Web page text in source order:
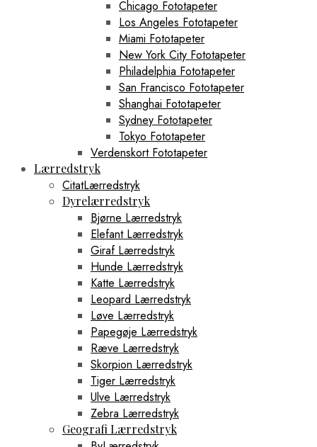
Chicago Fototapeter
Los Angeles Fototapeter
Miami Fototapeter
New York City Fototapeter
Philadelphia Fototapeter
San Francisco Fototapeter
Shanghai Fototapeter
Sydney Fototapeter
Tokyo Fototapeter
Verdenskort Fototapeter
Lærredstryk
CitatLærredstryk
Dyrelærredstryk
Bjørne Lærredstryk
Elefant Lærredstryk
Giraf Lærredstryk
Hunde Lærredstryk
Katte Lærredstryk
Leopard Lærredstryk
Løve Lærredstryk
Papegøje Lærredstryk
Ræve Lærredstryk
Skorpion Lærredstryk
Tiger Lærredstryk
Ulve Lærredstryk
Zebra Lærredstryk
Geografi Lærredstryk